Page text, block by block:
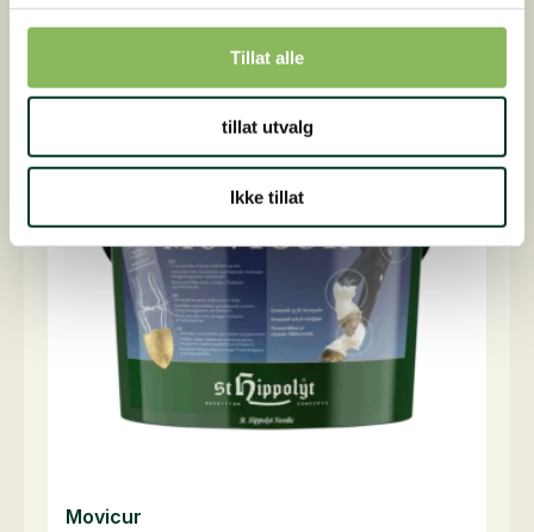
Tillat alle
tillat utvalg
Ikke tillat
3
kg
Legg i handlekurv
Movicur